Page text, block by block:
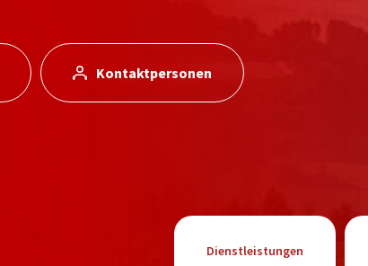
Kontaktpersonen
Dienstleistungen